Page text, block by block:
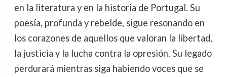
en la literatura y en la historia de Portugal. Su
poesía, profunda y rebelde, sigue resonando en
los corazones de aquellos que valoran la libertad,
la justicia y la lucha contra la opresión. Su legado
perdurará mientras siga habiendo voces que se